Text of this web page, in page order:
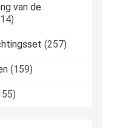
van de
(257)
(159)